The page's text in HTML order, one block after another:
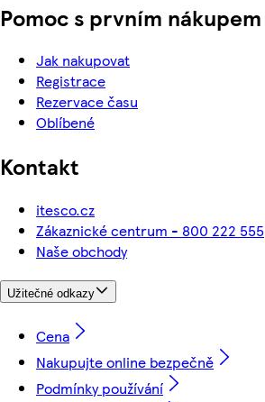
Pomoc s prvním nákupem
Jak nakupovat
Registrace
Rezervace času
Oblíbené
Kontakt
itesco.cz
Zákaznické centrum - 800 222 555
Naše obchody
Užitečné odkazy
Cena
Nakupujte online bezpečně
Podmínky používání